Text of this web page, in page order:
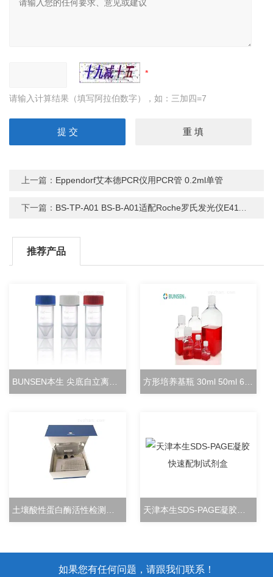
请输入计算结果（填写阿拉伯数字），如：三加四=7
上一篇： Eppendorf艾本德PCR仪用PCR管 0.2ml单管
下一篇： BS-TP-A01 BS-B-A01适配Roche罗氏发光仪E411生化仪反应杯吸头
推荐产品
天津本生SDS-PAGE凝胶快速配制试剂盒
如果您有任何问题，请跟我们联系！